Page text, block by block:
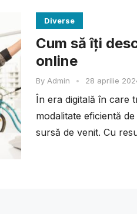
Diverse
Cum să îți
online
By Admin • 28 aprilie
În era digitală în care
modalitate eficientă
sursă de venit. Cu